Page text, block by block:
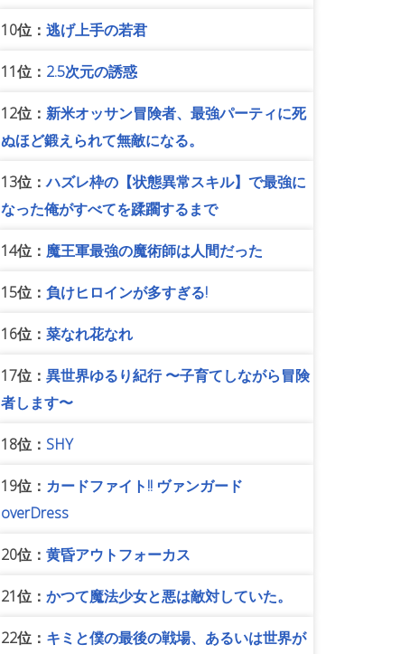
10位： 逃げ上手の若君
11位： 2.5次元の誘惑
12位： 新米オッサン冒険者、最強パーティに死
ぬほど鍛えられて無敵になる。
13位：ハズレ枠の【状態異常スキル】で最強に
なった俺がすべてを蹂躙するまで
14位： 魔王軍最強の魔術師は人間だった
15位： 負けヒロインが多すぎる!
16位： 菜なれ花なれ
17位： 異世界ゆるり紀行 〜子育てしながら冒険
者します〜
18位： SHY
19位： カードファイト!! ヴァンガード
overDress
20位： 黄昏アウトフォーカス
21位： かつて魔法少女と悪は敵対していた。
22位： キミと僕の最後の戦場、あるいは世界が